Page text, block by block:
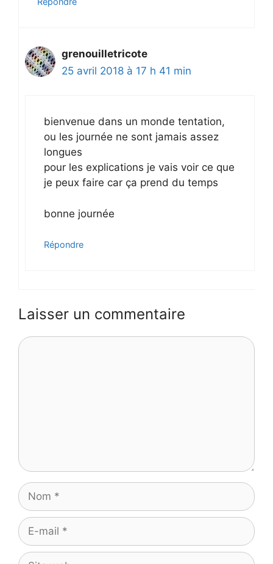
grenouilletricote
25 avril 2018 à 17 h 41 min
bienvenue dans un monde tentation,
ou les journée ne sont jamais assez
longues
pour les explications je vais voir ce que
je peux faire car ça prend du temps
bonne journée
Répondre
Laisser un commentaire
Commentaire
Nom
E-
mail
Site